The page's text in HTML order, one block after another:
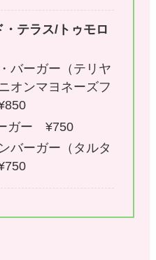
・テラス/トゥモロ
バーガー（テリヤ
オンマヨネーズフ
ガー ¥750
バーガー（タルタ